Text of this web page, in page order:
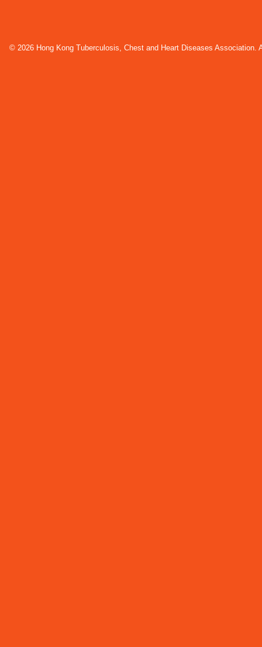
© 2026 Hong Kong Tuberculosis, Chest and Heart Diseases Association.